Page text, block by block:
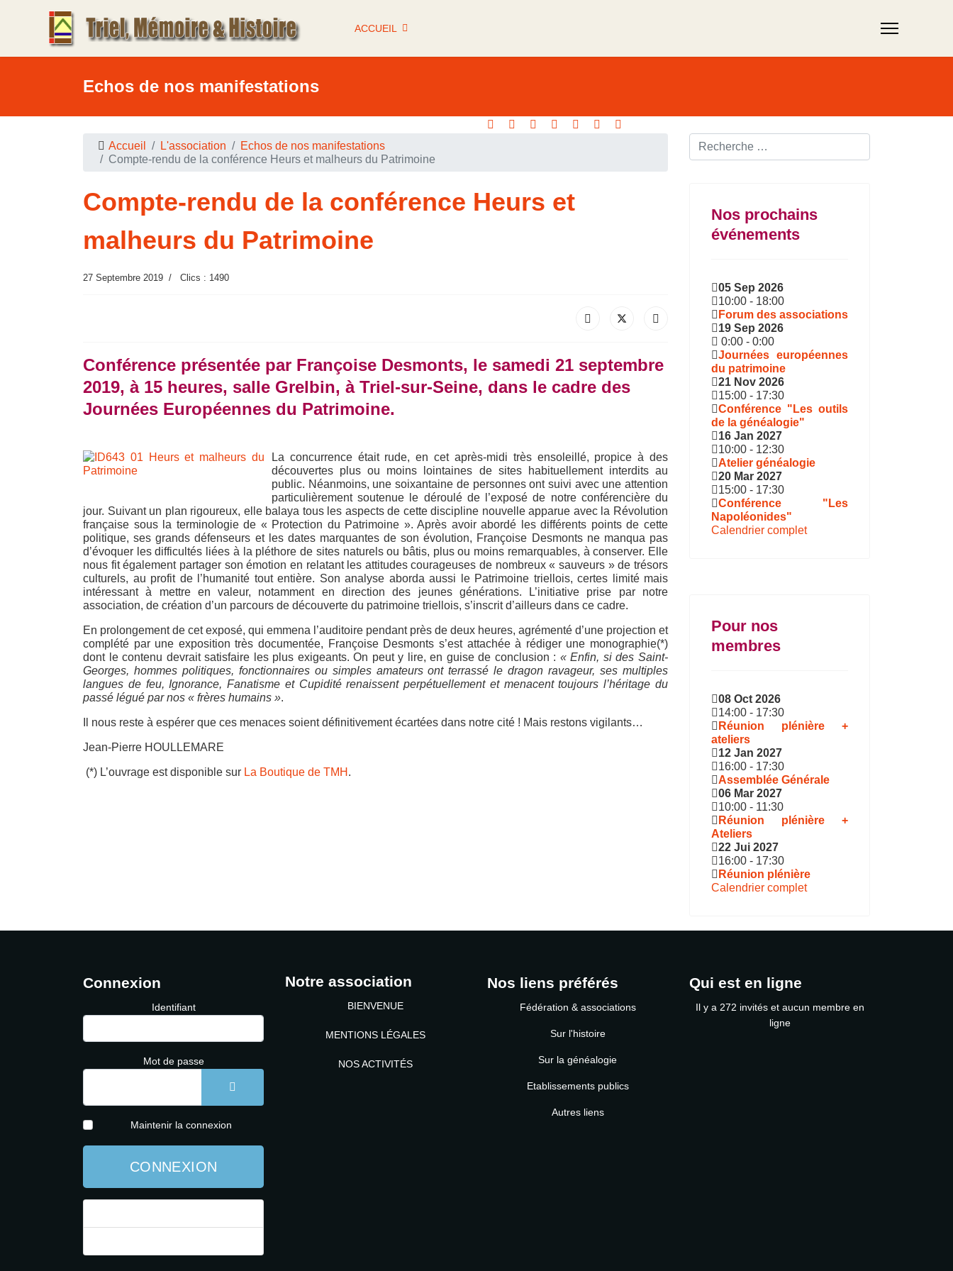
ACCUEIL
Echos de nos manifestations
Accueil L'association
Echos de nos manifestations
Compte-rendu de la conférence Heurs et malheurs du Patrimoine
Rechercher ...
Compte-rendu de la conférence Heurs et
malheurs du Patrimoine
27 Septembre 2019 Clics : 1490
Conférence présentée par Françoise Desmonts, le samedi 21 septembre
2019, à 15 heures, salle Grelbin, à Triel-sur-Seine, dans le cadre des
Journées Européennes du Patrimoine.
La concurrence était rude, en cet après-midi très ensoleillé, propice à des
découvertes plus ou moins lointaines de sites habituellement interdits au
public. Néanmoins, une soixantaine de personnes ont suivi avec une attention
particulièrement soutenue le déroulé de l’exposé de notre conférencière du
jour. Suivant un plan rigoureux, elle balaya tous les aspects de cette discipline nouvelle apparue avec la Révolution
française sous la terminologie de « Protection du Patrimoine ». Après avoir abordé les différents points de cette
politique, ses grands défenseurs et les dates marquantes de son évolution, Françoise Desmonts ne manqua pas
d’évoquer les difficultés liées à la pléthore de sites naturels ou bâtis, plus ou moins remarquables, à conserver. Elle
nous fit également partager son émotion en relatant les attitudes courageuses de nombreux « sauveurs » de trésors
culturels, au profit de l’humanité tout entière. Son analyse aborda aussi le Patrimoine triellois, certes limité mais
intéressant à mettre en valeur, notamment en direction des jeunes générations. L’initiative prise par notre
association, de création d’un parcours de découverte du patrimoine triellois, s’inscrit d’ailleurs dans ce cadre.
En prolongement de cet exposé, qui emmena l’auditoire pendant près de deux heures, agrémenté d’une projection et
complété par une exposition très documentée, Françoise Desmonts s’est attachée à rédiger une monographie(*)
dont le contenu devrait satisfaire les plus exigeants. On peut y lire, en guise de conclusion : « Enfin, si des Saint-
Georges, hommes politiques, fonctionnaires ou simples amateurs ont terrassé le dragon ravageur, ses multiples
langues de feu, Ignorance, Fanatisme et Cupidité renaissent perpétuellement et menacent toujours l’héritage du
passé légué par nos « frères humains ».
Il nous reste à espérer que ces menaces soient définitivement écartées dans notre cité ! Mais restons vigilants…
Jean-Pierre HOULLEMARE
(*) L’ouvrage est disponible sur La Boutique de TMH .
Nos prochains
événements
05 Sep 2026
10:00 - 18:00
Forum des associations
19 Sep 2026
0:00 - 0:00
Journées européennes
du patrimoine
21 Nov 2026
15:00 - 17:30
Conférence "Les outils
de la généalogie"
16 Jan 2027
10:00 - 12:30
Atelier généalogie
20 Mar 2027
15:00 - 17:30
Conférence "Les
Napoléonides"
Calendrier complet
Pour nos
membres
08 Oct 2026
14:00 - 17:30
Réunion plénière +
ateliers
12 Jan 2027
16:00 - 17:30
Assemblée Générale
06 Mar 2027
10:00 - 11:30
Réunion plénière +
Ateliers
22 Jui 2027
16:00 - 17:30
Réunion plénière
Calendrier complet
Connexion
Identifiant
Mot de passe
AFFICHER LE MOT DE PASSE
Maintenir la connexion
CONNEXION
Notre association
BIENVENUE
MENTIONS LÉGALES
NOS ACTIVITÉS
Nos liens préférés
Fédération & associations
Sur l'histoire
Sur la généalogie
Etablissements publics
Autres liens
Qui est en ligne
Il y a 272 invités et aucun membre en
ligne